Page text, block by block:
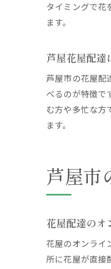
タイミングで花
ます。
芦屋花屋配達
芦屋市の花屋配
べるのが特徴で
む方や多忙な方
ます。
芦屋市
花屋配達のオ
花屋のオンライ
所に花屋が直接